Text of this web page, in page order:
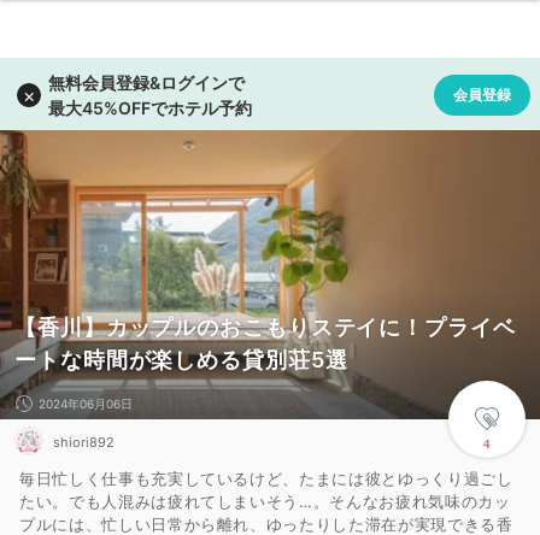
【香川】カップルのおこもりステイに！プライベ
ートな時間が楽しめる貸別荘5選
4
2024年06月06日
shiori892
毎日忙しく仕事も充実しているけど、たまには彼とゆっくり過ごし
たい。でも人混みは疲れてしまいそう…。そんなお疲れ気味のカッ
プルには、忙しい日常から離れ、ゆったりした滞在が実現できる香